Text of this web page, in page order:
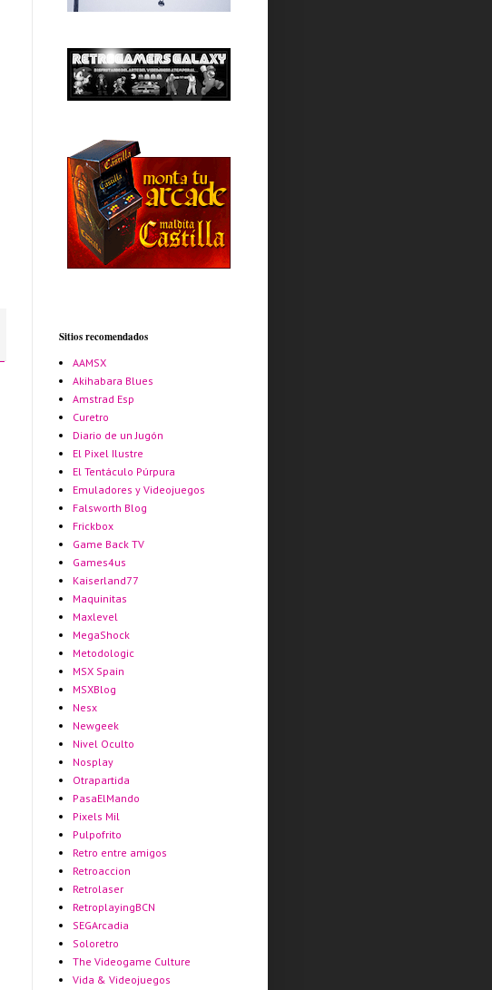
Sitios recomendados
AAMSX
Akihabara Blues
Amstrad Esp
Curetro
Diario de un Jugón
El Pixel Ilustre
El Tentáculo Púrpura
Emuladores y Videojuegos
Falsworth Blog
Frickbox
Game Back TV
Games4us
Kaiserland77
Maquinitas
Maxlevel
MegaShock
Metodologic
MSX Spain
MSXBlog
Nesx
Newgeek
Nivel Oculto
Nosplay
Otrapartida
PasaElMando
Pixels Mil
Pulpofrito
Retro entre amigos
Retroaccion
Retrolaser
RetroplayingBCN
SEGArcadia
Soloretro
The Videogame Culture
Vida & Videojuegos